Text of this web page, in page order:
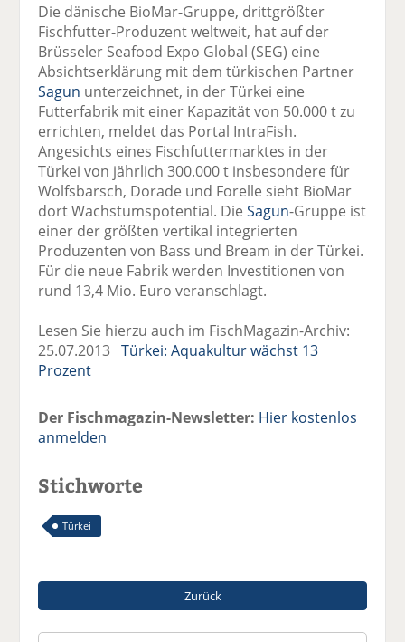
uf
F
ac
e
b
o
o
k
te
il
e
n
wi
tt
er
n
uf
Li
n
k
di
te
il
e
n
ai
v
n
d
e
n
Die dänische BioMar-Gruppe, drittgrößter
Fischfutter-Produzent weltweit, hat auf der
Brüsseler Seafood Expo Global (SEG) eine
Absichtserklärung mit dem türkischen Partner
Sagun unterzeichnet, in der Türkei eine
Futterfabrik mit einer Kapazität von 50.000 t zu
errichten, meldet das Portal IntraFish.
Angesichts eines Fischfuttermarktes in der
Türkei von jährlich 300.000 t insbesondere für
Wolfsbarsch, Dorade und Forelle sieht BioMar
dort Wachstumspotential. DieSagun-Gruppe ist
einer der größten vertikal integrierten
Produzenten von Bass und Bream in der Türkei.
Für die neue Fabrik werden Investitionen von
rund 13,4 Mio. Euro veranschlagt.
Lesen Sie hierzu auch im FischMagazin-Archiv:
25.07.2013Türkei: Aquakultur wächst 13
Prozent
Der Fischmagazin-Newsletter: Hier kostenlos
anmelden
Stichworte
Türkei
Zurück